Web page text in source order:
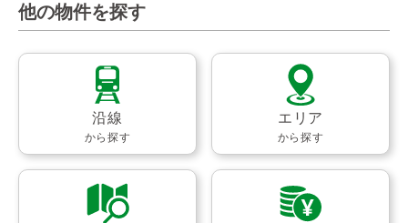
他の物件を探す
沿線
から探す
エリア
から探す